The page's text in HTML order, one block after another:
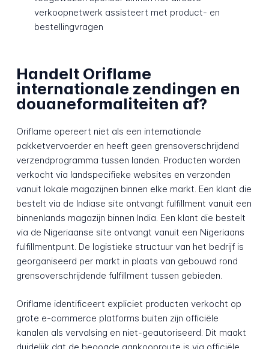
verkoopnetwerk assisteert met product- en
bestellingvragen
Handelt Oriflame
internationale zendingen en
douaneformaliteiten af?
Oriflame opereert niet als een internationale
pakketvervoerder en heeft geen grensoverschrijdend
verzendprogramma tussen landen. Producten worden
verkocht via landspecifieke websites en verzonden
vanuit lokale magazijnen binnen elke markt. Een klant die
bestelt via de Indiase site ontvangt fulfillment vanuit een
binnenlands magazijn binnen India. Een klant die bestelt
via de Nigeriaanse site ontvangt vanuit een Nigeriaans
fulfillmentpunt. De logistieke structuur van het bedrijf is
georganiseerd per markt in plaats van gebouwd rond
grensoverschrijdende fulfillment tussen gebieden.
Oriflame identificeert expliciet producten verkocht op
grote e-commerce platforms buiten zijn officiële
kanalen als vervalsing en niet-geautoriseerd. Dit maakt